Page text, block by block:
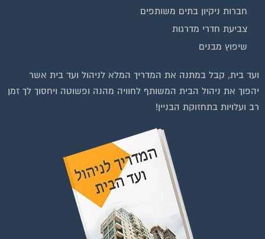
חברות ניקיון בתים משותפים
צביעת חדרי מדרגות
שיפוץ מבנים
ועד בית, קבל במתנה את המדריך המלא לניהול ועד בית אשר
יהפוך את ניהול הבית המשותף לחוויה מהנה ופשוטה ויחסוך לך זמן
רב ועלויות בתחזוקת הבניין!
להצטרפות לחצו על התמונה או על הכפתור ושלחו בקשת הצטרפות בדף
הקבוצה
לחץ למעבר לקבוצה